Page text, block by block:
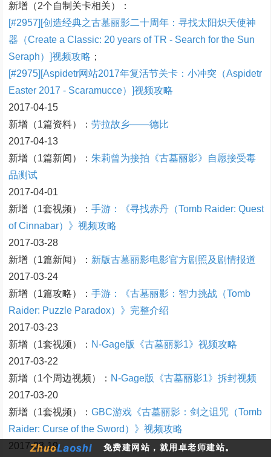
新增（2个自制关卡相关）：
[#2957][创造经典之古墓丽影二十周年：寻找太阳炽天使神
器（Create a Classic: 20 years of TR - Search for the Sun
Seraph）]视频攻略 ；
[#2975][Aspidetr网站2017年复活节关卡：小冲突（Aspidetr
Easter 2017 - Scaramucce）]视频攻略
2017-04-15
新增（1篇资料）： 劳拉故乡——德比
2017-04-13
新增（1篇新闻）： 朱莉曾为接拍《古墓丽影》自愿接受毒
品测试
2017-04-01
新增（1套视频）： 手游：《寻找赤丹（Tomb Raider: Quest
of Cinnabar）》视频攻略
2017-03-28
新增（1篇新闻）： 新版古墓丽影电影官方剧照及剧情报道
2017-03-24
新增（1篇攻略）： 手游：《古墓丽影：智力挑战（Tomb
Raider: Puzzle Paradox）》完整介绍
2017-03-23
新增（1套视频）： N-Gage版《古墓丽影1》视频攻略
2017-03-22
新增（1个周边视频）： N-Gage版《古墓丽影1》拆封视频
2017-03-20
新增（1套视频）： GBC游戏《古墓丽影：剑之诅咒（Tomb
Raider: Curse of the Sword）》视频攻略
2017-03-19
免费建网站，就用卓老师建站。